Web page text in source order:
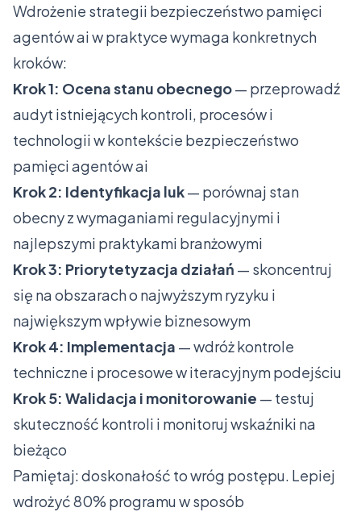
Wdrożenie strategii bezpieczeństwo pamięci
agentów ai w praktyce wymaga konkretnych
kroków:
Krok 1: Ocena stanu obecnego— przeprowadź
audyt istniejących kontroli, procesów i
technologii w kontekście bezpieczeństwo
pamięci agentów ai
Krok 2: Identyfikacja luk— porównaj stan
obecny z wymaganiami regulacyjnymi i
najlepszymi praktykami branżowymi
Krok 3: Priorytetyzacja działań — skoncentruj
się na obszarach o najwyższym ryzyku i
największym wpływie biznesowym
Krok 4: Implementacja — wdróż kontrole
techniczne i procesowe w iteracyjnym podejściu
Krok 5: Walidacja i monitorowanie — testuj
skuteczność kontroli i monitoruj wskaźniki na
bieżąco
Pamiętaj: doskonałość to wróg postępu. Lepiej
wdrożyć 80% programu w sposób